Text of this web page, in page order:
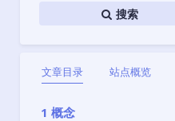
搜索
文章目录 站点概览
概念